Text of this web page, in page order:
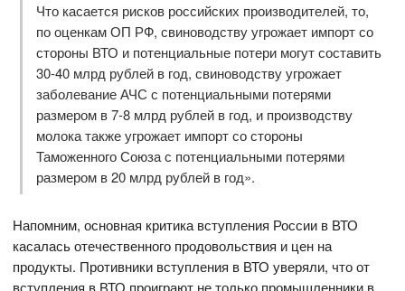
Что касается рисков российских производителей, то,
по оценкам ОП РФ, свиноводству угрожает импорт со
стороны ВТО и потенциальные потери могут составить
30-40 млрд рублей в год, свиноводству угрожает
заболевание АЧС с потенциальными потерями
размером в 7-8 млрд рублей в год, и производству
молока также угрожает импорт со стороны
Таможенного Союза с потенциальными потерями
размером в 20 млрд рублей в год».
Напомним, основная критика вступления России в ВТО
касалась отечественного продовольствия и цен на
продукты. Противники вступления в ВТО уверяли, что от
вступления в ВТО проиграют не только промышленники в